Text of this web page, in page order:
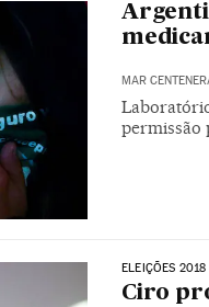
MAR
permissão
ELEIÇÕES 2018
Ciro